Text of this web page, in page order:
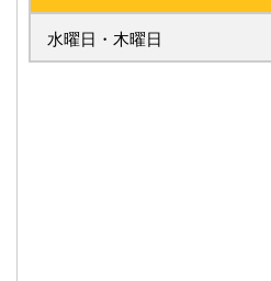
水曜日・木曜日